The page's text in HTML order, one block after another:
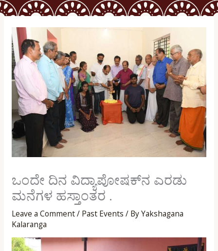
ಒಂದೇ ದಿನ ವಿದ್ಯಾಪೋಷಕ್‍ನ ಎರಡು
ಮನೆಗಳ ಹಸ್ತಾಂತರ .
Leave a Comment/ Past Events / ByYakshagana
Kalaranga